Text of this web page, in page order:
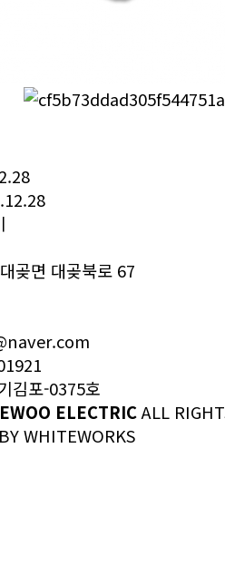
곶면 대곶북로 67
김포-0375호
ELECTRICALL
WHITEWORKS